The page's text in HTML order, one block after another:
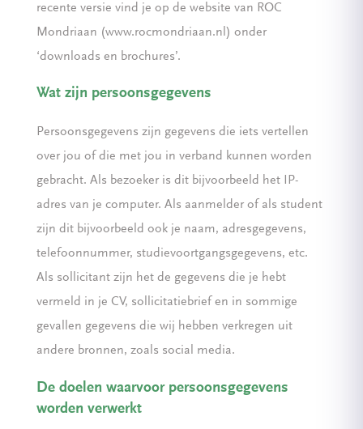
recente versie vind je op de website van ROC
Mondriaan (www.rocmondriaan.nl) onder
‘downloads en brochures’.
Wat zijn persoonsgegevens
Persoonsgegevens zijn gegevens die iets vertellen
over jou of die met jou in verband kunnen worden
gebracht. Als bezoeker is dit bijvoorbeeld het IP-
adres van je computer. Als aanmelder of als student
zijn dit bijvoorbeeld ook je naam, adresgegevens,
telefoonnummer, studievoortgangsgegevens, etc.
Als sollicitant zijn het de gegevens die je hebt
vermeld in je CV, sollicitatiebrief en in sommige
gevallen gegevens die wij hebben verkregen uit
andere bronnen, zoals social media.
De doelen waarvoor persoonsgegevens
worden verwerkt